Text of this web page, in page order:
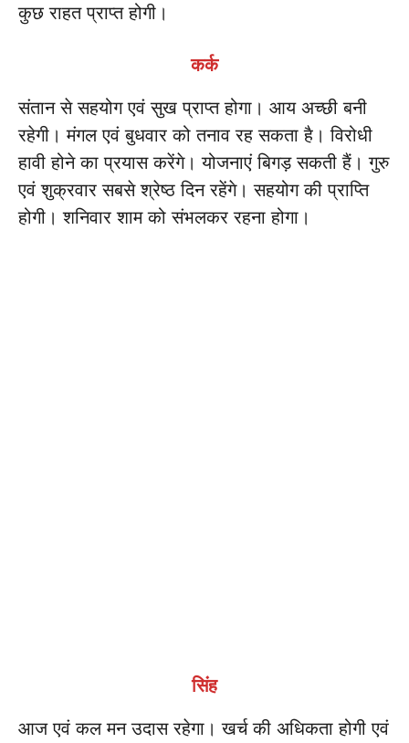
कुछ राहत प्राप्त होगी।
कर्क
संतान से सहयोग एवं सुख प्राप्त होगा। आय अच्छी बनी
रहेगी। मंगल एवं बुधवार को तनाव रह सकता है। विरोधी
हावी होने का प्रयास करेंगे। योजनाएं बिगड़ सकती हैं। गुरु
एवं शुक्रवार सबसे श्रेष्ठ दिन रहेंगे। सहयोग की प्राप्ति
होगी। शनिवार शाम को संभलकर रहना होगा।
सिंह
आज एवं कल मन उदास रहेगा। खर्च की अधिकता होगी एवं